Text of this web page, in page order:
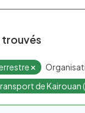
trouvés
de Kairouan